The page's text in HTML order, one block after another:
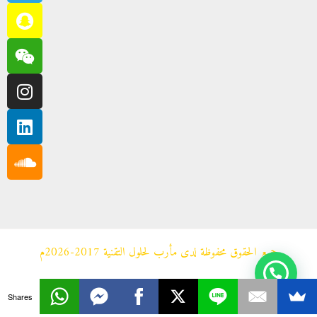
جميع الحقوق محفوظة لدى مأرب لحلول التقنية 2017-2026م
Shares